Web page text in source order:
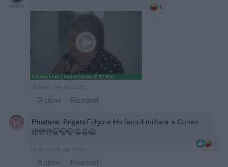
1
Animazione Leggerissima (0.02 Mb)
16 Marzo alle ore 22:21
· Ti stimo · Rispondi
Phutura: BrigataFolgore Ho fatto il militare a Cuneo
🫣🫣🫣🤭🤭🤭😁😁😁
2
16 Marzo alle ore 22:24
· Ti stimo · Rispondi